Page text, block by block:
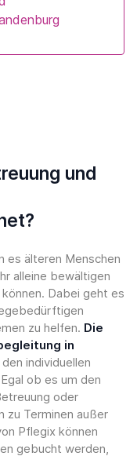
und
es älteren Menschen
alleine bewältigen
Dabei geht es
zu helfen. Die
in
individuellen
ob es um den
oder
zu Terminen außer
Pflegix können
gebucht werden,